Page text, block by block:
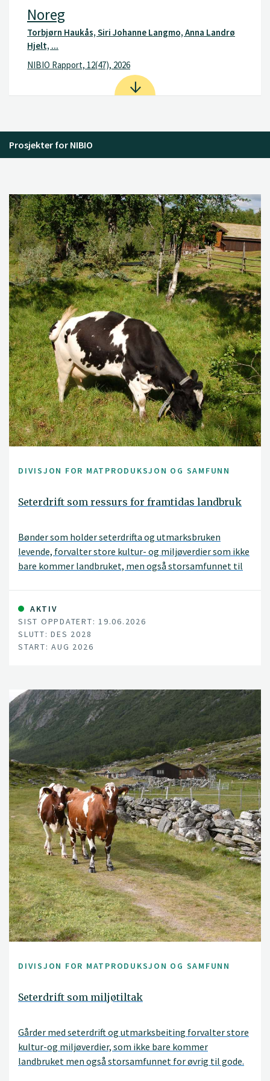
Noreg
Torbjørn Haukås, Siri Johanne Langmo, Anna Landrø
Hjelt, ...
NIBIO Rapport, 12(47), 2026
Prosjekter for NIBIO
DIVISJON FOR MATPRODUKSJON OG SAMFUNN
Seterdrift som ressurs for framtidas landbruk
Bønder som holder seterdrifta og utmarksbruken
levende, forvalter store kultur- og miljøverdier som ikke
bare kommer landbruket, men også storsamfunnet til
seterlandskapet, og bidrar til å opprettholde et
attraktivt kulturlandskap og et stort biologisk
mangfold.
AKTIV
SIST OPPDATERT: 19.06.2026
SLUTT: DES 2028
START: AUG 2026
DIVISJON FOR MATPRODUKSJON OG SAMFUNN
Seterdrift som miljøtiltak
Gårder med seterdrift og utmarksbeiting forvalter store
kultur-og miljøverdier, som ikke bare kommer
landbruket men også storsamfunnet for øvrig til gode.